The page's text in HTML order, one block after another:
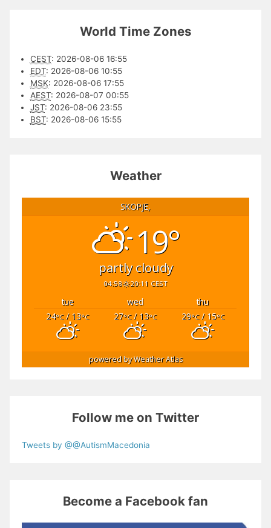
World Time Zones
CEST: 2026-08-06 16:55
EDT: 2026-08-06 10:55
MSK: 2026-08-06 17:55
AEST: 2026-08-07 00:55
JST: 2026-08-06 23:55
BST: 2026-08-06 15:55
Weather
SKOPJE,
19°
partly cloudy
04:58 20:11 CEST
tue wed
thu
24°C/ 13°C 27°C/ 13°C 29°C/ 15°C
powered byWeather Atlas
Follow me on Twitter
Tweets by @@AutismMacedonia
Become a Facebook fan